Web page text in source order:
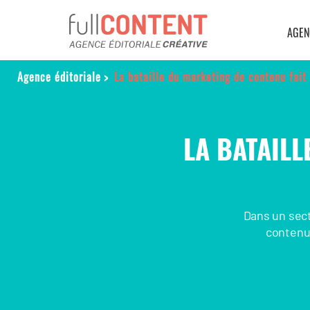
Agence éditoriale > La bataille du marketing de contenu
LA
Dans un